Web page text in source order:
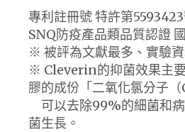
專利註冊號 特許第
SNQ防疫產品類品質認證
※ 被評為文獻最多、實驗
※ Cleverin的抑菌效果主
膠的成份「二氧化氯分子（
可以去除99%的細菌和
菌生長。